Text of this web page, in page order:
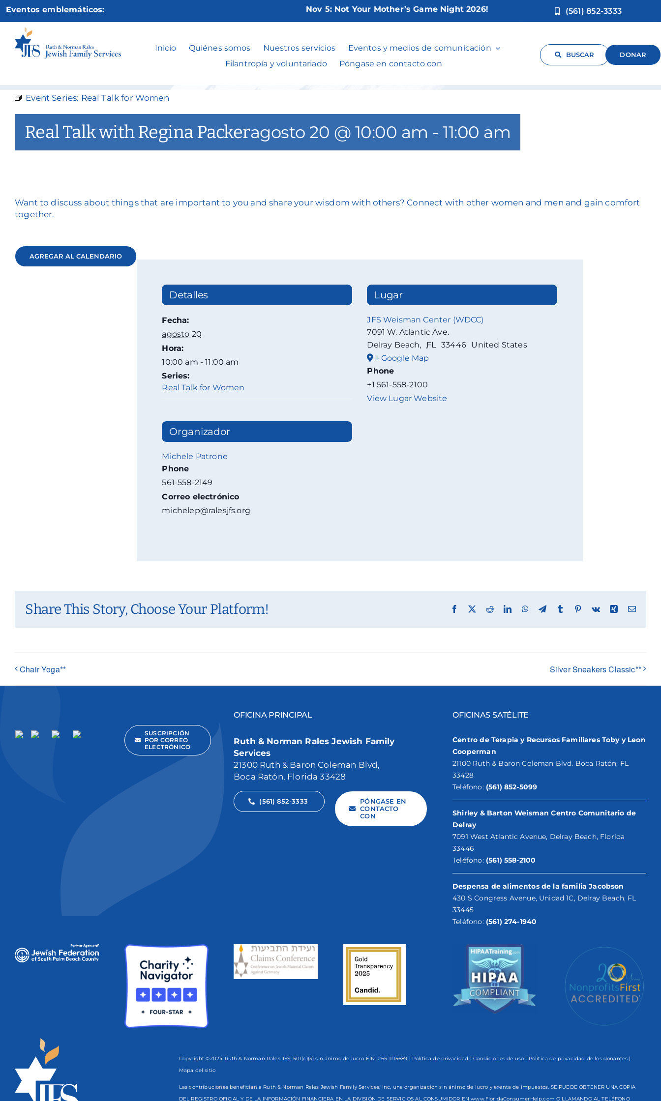
contenido
Eventos emblemáticos: Nov 5:Not Your Mother’s Game Night 2026! (561) 852-3333
Inicio Quiénes somos Nuestros servicios
Eventos y medios de comunicación
Filantropía y voluntariado
Póngase en contacto con
BUSCAR DONAR
Real Talk with Regina Packer
Event Series: Real Talk for Women
Real Talk with Regina Packeragosto 20 @ 10:00 am -11:00 am
Want to discuss about things that are important to you and share your wisdom with others? Connect with other women and men and gain comfort
together.
AGREGAR AL CALENDARIO
Detalles
Fecha:
agosto 20
Hora:
10:00 am - 11:00 am
Series:
Real Talk for Women
Organizador
Michele Patrone
Phone
561-558-2149
Correo electrónico
michelep@ralesjfs.org
Lugar
JFS Weisman Center (WDCC)
7091 W. Atlantic Ave.
Delray Beach, FL 33446 United States
+ Google Map
Phone
+1 561-558-2100
View Lugar Website
Share This Story, Choose Your Platform! Facebook RedditLinkedInWhatsApp
TelegramTumblr Pinterest
Vk Xing Email
Chair Yoga** Silver Sneakers Classic**
SUSCRIPCIÓN
POR CORREO
ELECTRÓNICO
OFICINA PRINCIPAL
Ruth & Norman Rales Jewish Family
Services
21300 Ruth & Baron Coleman Blvd,
Boca Ratón, Florida 33428
(561) 852-3333
PÓNGASE EN
CONTACTO
CON
OFICINAS SATÉLITE
Centro de Terapia y Recursos Familiares Toby y Leon
Cooperman
21100 Ruth & Baron Coleman Blvd. Boca Ratón, FL
33428
Teléfono: (561) 852-5099
Shirley & Barton Weisman Centro Comunitario de
Delray
7091 West Atlantic Avenue, Delray Beach, Florida
33446
Teléfono: (561) 558-2100
Despensa de alimentos de la familia Jacobson
430 S Congress Avenue, Unidad 1C, Delray Beach, FL
33445
Teléfono: (561) 274-1940
Copyright ©2024 Ruth & Norman Rales JFS, 501(c)(3) sin ánimo de lucro EIN: #65-1115689 | Política de privacidad |Condiciones de uso | Política de privacidad de los donantes |
Mapa del sitio
Las contribuciones benefician a Ruth & Norman Rales Jewish Family Services, Inc, una organización sin ánimo de lucro y exenta de impuestos. SE PUEDE OBTENER UNA COPIA
DEL REGISTRO OFICIAL Y DE LA INFORMACIÓN FINANCIERA EN LA DIVISIÓN DE SERVICIOS AL CONSUMIDOR EN www.FloridaConsumerHelp.com O LLAMANDO AL TELÉFONO